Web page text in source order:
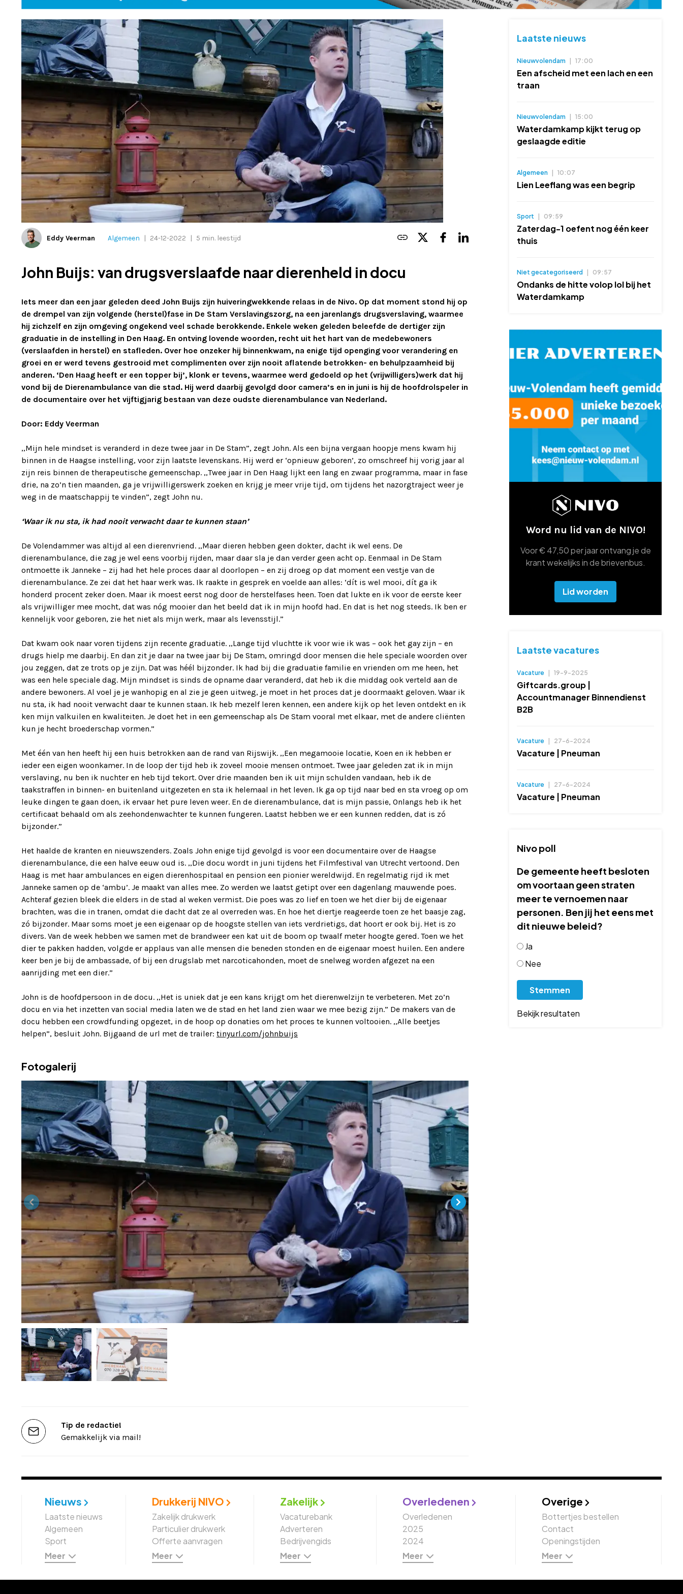
Eddy Veerman Algemeen | 24-12-2022 | 5 min. leestijd
John Buijs: van drugsverslaafde naar dierenheld in docu
Iets meer dan een jaar geleden deed John Buijs zijn huiveringwekkende relaas in de Nivo. Op dat moment stond hij op
de drempel van zijn volgende (herstel)fase in De Stam Verslavingszorg, na een jarenlangs drugsverslaving, waarmee
hij zichzelf en zijn omgeving ongekend veel schade berokkende. Enkele weken geleden beleefde de dertiger zijn
graduatie in de instelling in Den Haag. En ontving lovende woorden, recht uit het hart van de medebewoners
(verslaafden in herstel) en stafleden. Over hoe onzeker hij binnenkwam, na enige tijd openging voor verandering en
groei en er werd tevens gestrooid met complimenten over zijn nooit aflatende betrokken- en behulpzaamheid bij
anderen. ‘Den Haag heeft er een topper bij’, klonk er tevens, waarmee werd gedoeld op het (vrijwilligers)werk dat hij
vond bij de Dierenambulance van die stad. Hij werd daarbij gevolgd door camera’s en in juni is hij de hoofdrolspeler in
de documentaire over het vijftigjarig bestaan van deze oudste dierenambulance van Nederland.
Door: Eddy Veerman
,,Mijn hele mindset is veranderd in deze twee jaar in De Stam”, zegt John. Als een bijna vergaan hoopje mens kwam hij
binnen in de Haagse instelling, voor zijn laatste levenskans. Hij werd er ‘opnieuw geboren’, zo omschreef hij vorig jaar al
zijn reis binnen de therapeutische gemeenschap. ,,Twee jaar in Den Haag lijkt een lang en zwaar programma, maar in fase
drie, na zo’n tien maanden, ga je vrijwilligerswerk zoeken en krijg je meer vrije tijd, om tijdens het nazorgtraject weer je
weg in de maatschappij te vinden”, zegt John nu.
‘Waar ik nu sta, ik had nooit verwacht daar te kunnen staan’
De Volendammer was altijd al een dierenvriend. ,,Maar dieren hebben geen dokter, dacht ik wel eens. De
dierenambulance, die zag je wel eens voorbij rijden, maar daar sla je dan verder geen acht op. Eenmaal in De Stam
ontmoette ik Janneke – zij had het hele proces daar al doorlopen – en zij droeg op dat moment een vestje van de
dierenambulance. Ze zei dat het haar werk was. Ik raakte in gesprek en voelde aan alles: ‘dít is wel mooi, dít ga ik
honderd procent zeker doen. Maar ik moest eerst nog door de herstelfases heen. Toen dat lukte en ik voor de eerste keer
als vrijwilliger mee mocht, dat was nóg mooier dan het beeld dat ik in mijn hoofd had. En dat is het nog steeds. Ik ben er
kennelijk voor geboren, zie het niet als mijn werk, maar als levensstijl.”
Dat kwam ook naar voren tijdens zijn recente graduatie. ,,Lange tijd vluchtte ik voor wie ik was – ook het gay zijn – en
drugs hielp me daarbij. En dan zit je daar na twee jaar bij De Stam, omringd door mensen die hele speciale woorden over
jou zeggen, dat ze trots op je zijn. Dat was héél bijzonder. Ik had bij die graduatie familie en vrienden om me heen, het
was een hele speciale dag. Mijn mindset is sinds de opname daar veranderd, dat heb ik die middag ook verteld aan de
andere bewoners. Al voel je je wanhopig en al zie je geen uitweg, je moet in het proces dat je doormaakt geloven. Waar ik
nu sta, ik had nooit verwacht daar te kunnen staan. Ik heb mezelf leren kennen, een andere kijk op het leven ontdekt en ik
ken mijn valkuilen en kwaliteiten. Je doet het in een gemeenschap als De Stam vooral met elkaar, met de andere cliënten
kun je hecht broederschap vormen.”
Met één van hen heeft hij een huis betrokken aan de rand van Rijswijk. ,,Een megamooie locatie, Koen en ik hebben er
ieder een eigen woonkamer. In de loop der tijd heb ik zoveel mooie mensen ontmoet. Twee jaar geleden zat ik in mijn
verslaving, nu ben ik nuchter en heb tijd tekort. Over drie maanden ben ik uit mijn schulden vandaan, heb ik de
taakstraffen in binnen- en buitenland uitgezeten en sta ik helemaal in het leven. Ik ga op tijd naar bed en sta vroeg op om
leuke dingen te gaan doen, ik ervaar het pure leven weer. En de dierenambulance, dat is mijn passie, Onlangs heb ik het
certificaat behaald om als zeehondenwachter te kunnen fungeren. Laatst hebben we er een kunnen redden, dat is zó
bijzonder.”
Het haalde de kranten en nieuwszenders. Zoals John enige tijd gevolgd is voor een documentaire over de Haagse
dierenambulance, die een halve eeuw oud is. ,,Die docu wordt in juni tijdens het Filmfestival van Utrecht vertoond. Den
Haag is met haar ambulances en eigen dierenhospitaal en pension een pionier wereldwijd. En regelmatig rijd ik met
Janneke samen op de ‘ambu’. Je maakt van alles mee. Zo werden we laatst getipt over een dagenlang mauwende poes.
Achteraf gezien bleek die elders in de stad al weken vermist. Die poes was zo lief en toen we het dier bij de eigenaar
brachten, was die in tranen, omdat die dacht dat ze al overreden was. En hoe het diertje reageerde toen ze het baasje zag,
zó bijzonder. Maar soms moet je een eigenaar op de hoogste stellen van iets verdrietigs, dat hoort er ook bij. Het is zo
divers. Van de week hebben we samen met de brandweer een kat uit de boom op twaalf meter hoogte gered. Toen we het
dier te pakken hadden, volgde er applaus van alle mensen die beneden stonden en de eigenaar moest huilen. Een andere
keer ben je bij de ambassade, of bij een drugslab met narcoticahonden, moet de snelweg worden afgezet na een
aanrijding met een dier.”
John is de hoofdpersoon in de docu. ,,Het is uniek dat je een kans krijgt om het dierenwelzijn te verbeteren. Met zo’n
docu en via het inzetten van social media laten we de stad en het land zien waar we mee bezig zijn.” De makers van de
docu hebben een crowdfunding opgezet, in de hoop op donaties om het proces te kunnen voltooien. ,,Alle beetjes
helpen”, besluit John. Bijgaand de url met de trailer: tinyurl.com/johnbuijs
Fotogalerij
Tip de redactie!
Gemakkelijk via mail!
Laatste nieuws
Nieuwvolendam 17:00
Een afscheid met een lach en een
traan
Nieuwvolendam 15:00
Waterdamkamp kijkt terug op
geslaagde editie
Algemeen 10:07
Lien Leeflang was een begrip
Sport 09:59
Zaterdag-1 oefent nog één keer
thuis
Niet gecategoriseerd 09:57
Ondanks de hitte volop lol bij het
Waterdamkamp
Word nu lid van de NIVO!
Voor € 47,50 per jaar ontvang je de
krant wekelijks in de brievenbus.
Lid worden
Laatste vacatures
Vacature 19-9-2025
Giftcards.group |
Accountmanager Binnendienst
B2B
Vacature 27-6-2024
Vacature | Pneuman
Vacature 27-6-2024
Vacature | Pneuman
Nivo poll
De gemeente heeft besloten
om voortaan geen straten
meer te vernoemen naar
personen. Ben jij het eens met
dit nieuwe beleid?
Ja
Nee
Bekijk resultaten
Nieuws
Laatste nieuws
Algemeen
Sport
Meer
Drukkerij NIVO
Zakelijk drukwerk
Particulier drukwerk
Offerte aanvragen
Meer
Zakelijk
Vacaturebank
Adverteren
Bedrijvengids
Meer
Overledenen
Overledenen
2025
2024
Meer
Overige
Bottertjes bestellen
Contact
Openingstijden
Meer